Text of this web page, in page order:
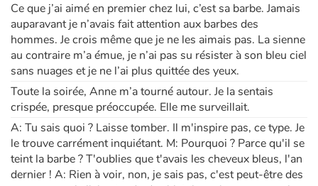
Ce que j’ai aimé en premier chez lui, c’est sa barbe. Jamais
auparavant je n’avais fait attention aux barbes des
hommes. Je crois même que je ne les aimais pas. La sienne
au contraire m’a émue, je n’ai pas su résister à son bleu ciel
sans nuages et je ne l’ai plus quittée des yeux.
Toute la soirée, Anne m’a tourné autour. Je la sentais
crispée, presque préoccupée. Elle me surveillait.
A: Tu sais quoi ? Laisse tomber. Il m'inspire pas, ce type. Je
le trouve carrément inquiétant. M: Pourquoi ? Parce qu'il se
teint la barbe ? T'oublies que t'avais les cheveux bleus, l'an
dernier ! A: Rien à voir, non, je sais pas, c'est peut-être des